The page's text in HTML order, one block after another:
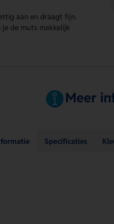
aan en draagt fijn.
de muts makkelijk
Meer
Specificaties